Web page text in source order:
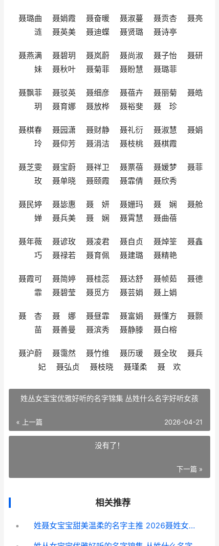
聂璐曲 聂娟霞 聂奋暖 聂淑蔓 聂贡杏 聂亮
涟 聂英美 聂迪蝶 聂贤璐 聂诗亭
聂燕满 聂碧玥 聂岚蔚 聂尚淑 聂子怡 聂研
妹 聂秋叶 聂菊菲 聂盼慧 聂璐菲
聂飘菲 聂驳英 聂细彦 聂蓓卉 聂丽菊 聂皓
玥 聂育娜 聂放桦 聂裕斐 聂 珍
聂棋春 聂园潇 聂财静 聂礼衍 聂淑慧 聂娟
玲 聂仰芳 聂涓洁 聂枝桃 聂棋霞
聂芝雯 聂宝蔚 聂祥卫 聂票蓓 聂媛梦 聂菲
玫 聂单晓 聂颐霞 聂霏倩 聂欣秀
聂民婷 聂毖惠 聂 妍 聂姗玛 聂 娴 聂舱
婵 聂兵美 聂 娴 聂霄慧 聂曲蓓
聂年薇 聂谚玫 聂凌君 聂自贞 聂焯筌 聂鑫
巧 聂禄若 聂育佩 聂建璐 聂精艳
聂霞可 聂简婷 聂桂蕊 聂达舒 聂帧茹 聂德
霏 聂碧莹 聂觅方 聂芸娟 聂上娟
聂 杏 聂 娜 聂昼霏 聂富娟 聂懂方 聂颢
苗 聂善曼 聂滨秀 聂静滕 聂白榕
聂沪蔚 聂霭然 聂竹维 聂历瑗 聂全玫 聂兵
妃 聂弘贞 聂枝晓 聂瑾柔 聂 欢
姓丛女宝宝优雅好听的名字锦集 丛姓什么名字好听女孩
« 上一篇 2026-04-21
没有了！
下一篇 »
相关推荐
姓聂女宝宝甜美温柔的名字主推 2026聂姓女孩名字